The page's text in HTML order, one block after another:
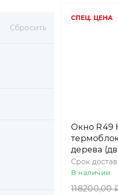
Сбросить
СПЕЦ. ЦЕНА
Окно R49
дерева
Срок
В наличии
118200,00